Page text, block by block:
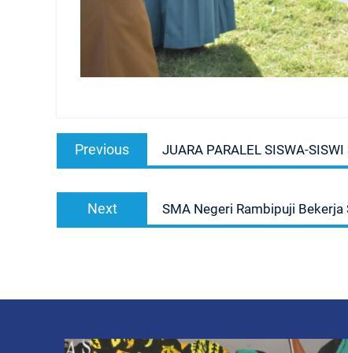
Navigasi
posPrevious
post:
JUARA PARALEL SISWA-
Next
post:
SMA Negeri Rambipuji